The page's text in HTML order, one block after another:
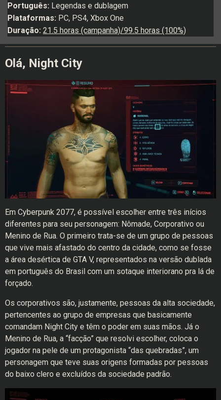
Português: Legendas e dublagem
Plataformas: PC, PS4, Xbox One
Duração: 21.5 horas (campanha)/99.5 horas (100%)
Olá, Night City
Em Cyberpunk 2077, é possível escolher entre três inícios
diferentes para seu personagem: Nômade, Corporativo ou
Menino de Rua. O primeiro trata-se de um grupo de pessoas
que vive mais afastado do centro da cidade, como se fosse
a área desértica de GTA V, representados na versão dublada
em português do Brasil com um sotaque interiorano pra lá de
forçado.
Os corporativos são, justamente, pessoas da alta sociedade,
pertencentes ao grupo de empresas que basicamente
comandam Night City e têm o poder em suas mãos. Já o
Menino de Rua, a “facção” que resolvi escolher, coloca o
jogador na pele de um protagonista “das quebradas”, um
personagem que teve suas origens formadas por pessoas
do baixo clero e excluídos da sociedade padrão.